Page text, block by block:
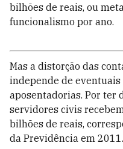
bilhões de reais, ou
funcionalismo por ano.
Mas a distorção das
independe de even­tuais
aposentadorias. Por ter
servidores civis
bilhões de reais,
da Previdência em 2011.